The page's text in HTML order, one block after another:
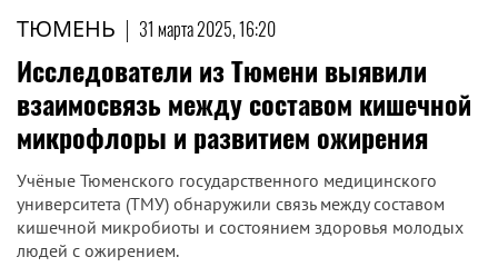
ТЮМЕНЬ | 31 марта 2025, 16:20
Исследователи из Тюмени выявили
взаимосвязь между составом кишечной
микрофлоры и развитием ожирения
Учёные Тюменского государственного медицинского
университета (ТМУ) обнаружили связь между составом
кишечной микробиоты и состоянием здоровья молодых
людей с ожирением.